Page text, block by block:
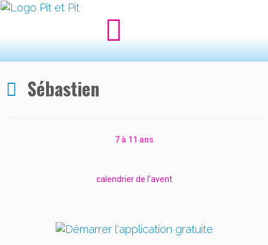
Sébastien
7 à 11 ans
calendrier de l’avent